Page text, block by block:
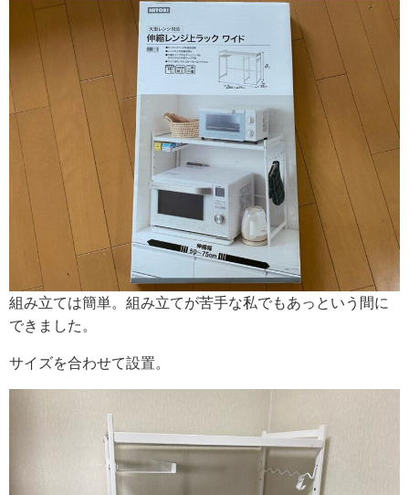
組み立ては簡単。組み立てが苦手な私でもあっという間に
できました。
サイズを合わせて設置。